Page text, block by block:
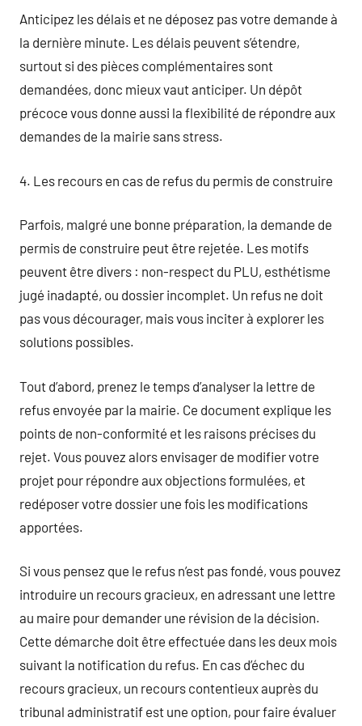
Anticipez les délais et ne déposez pas votre demande à
la dernière minute. Les délais peuvent s’étendre,
surtout si des pièces complémentaires sont
demandées, donc mieux vaut anticiper. Un dépôt
précoce vous donne aussi la flexibilité de répondre aux
demandes de la mairie sans stress.
4. Les recours en cas de refus du permis de construire
Parfois, malgré une bonne préparation, la demande de
permis de construire peut être rejetée. Les motifs
peuvent être divers : non-respect du PLU, esthétisme
jugé inadapté, ou dossier incomplet. Un refus ne doit
pas vous décourager, mais vous inciter à explorer les
solutions possibles.
Tout d’abord, prenez le temps d’analyser la lettre de
refus envoyée par la mairie. Ce document explique les
points de non-conformité et les raisons précises du
rejet. Vous pouvez alors envisager de modifier votre
projet pour répondre aux objections formulées, et
redéposer votre dossier une fois les modifications
apportées.
Si vous pensez que le refus n’est pas fondé, vous pouvez
introduire un recours gracieux, en adressant une lettre
au maire pour demander une révision de la décision.
Cette démarche doit être effectuée dans les deux mois
suivant la notification du refus. En cas d’échec du
recours gracieux, un recours contentieux auprès du
tribunal administratif est une option, pour faire évaluer